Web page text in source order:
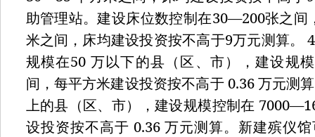
助管理站。建设床位数控制在30—200张之间
米之间，床均建设投资按不高于9万元测算。
规模在50 万以下的县（区、市），建设规
间，每平方米建设投资按不高于0.36 万元测
上的县（区、市），建设规模控制在
设投资按不高于 0.36 万元测算。新建殡仪